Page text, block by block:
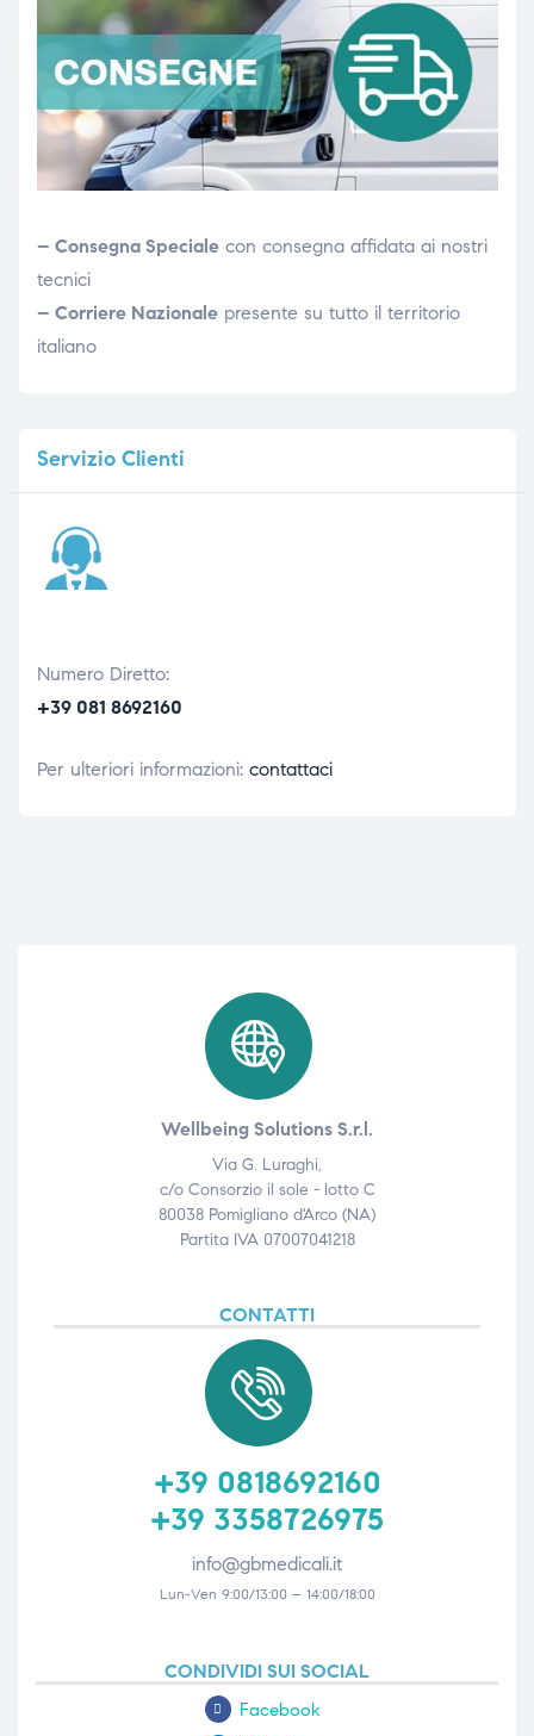
– Consegna Specialecon consegna affidata ai nostri
tecnici
– Corriere Nazionalepresente su tutto il territorio
italiano
ServizioClienti
Numero Diretto:
+39 081 8692160
Per ulteriori informazioni: contattaci
Wellbeing Solutions S.r.l.
Via G. Luraghi,
c/o Consorzio il sole - lotto C
80038 Pomigliano d'Arco (NA)
Partita IVA 07007041218
CONTATTI
+39 0818692160
+39 3358726975
info@gbmedicali.it
Lun-Ven 9:00/13:00 – 14:00/18:00
CONDIVIDI SUI SOCIAL
Facebook